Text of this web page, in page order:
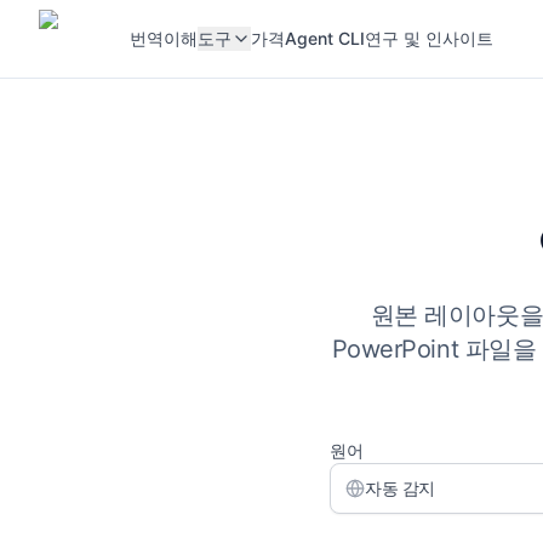
번역이해 도구 가격Agent CLI연구 및 인사이트
원본 레이아웃
PowerPoint 파일을
원어
자동 감지